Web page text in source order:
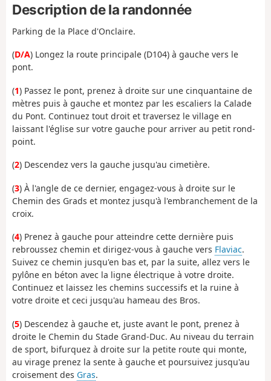
Description de la randonnée
Parking de la Place d'Onclaire.
(D/A) Longez la route principale (D104) à gauche vers le
pont.
(1) Passez le pont, prenez à droite sur une cinquantaine de
mètres puis à gauche et montez par les escaliers la Calade
du Pont. Continuez tout droit et traversez le village en
laissant l'église sur votre gauche pour arriver au petit rond-
point.
(2) Descendez vers la gauche jusqu'au cimetière.
(3) À l'angle de ce dernier, engagez-vous à droite sur le
Chemin des Grads et montez jusqu'à l'embranchement de la
croix.
(4) Prenez à gauche pour atteindre cette dernière puis
rebroussez chemin et dirigez-vous à gauche vers Flaviac.
Suivez ce chemin jusqu'en bas et, par la suite, allez vers le
pylône en béton avec la ligne électrique à votre droite.
Continuez et laissez les chemins successifs et la ruine à
votre droite et ceci jusqu'au hameau des Bros.
(5) Descendez à gauche et, juste avant le pont, prenez à
droite le Chemin du Stade Grand-Duc. Au niveau du terrain
de sport, bifurquez à droite sur la petite route qui monte,
au virage prenez la sente à gauche et poursuivez jusqu'au
croisement des Gras.